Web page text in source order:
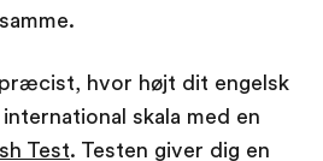
hvor højt dit engelsk
skala med en
Test. Testen giver dig en